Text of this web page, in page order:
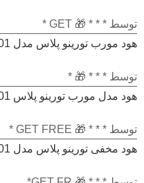
امتیاز
1
از
توسط * * * 🎁 GET *
هود مورب تورینو پلاس مدل TH 901
امتیاز
1
از
توسط * * * 🎁 *
هود مدل مورب تورینو پلاس TH 601
امتیاز
1
از
توسط * * * 🎁 GET FREE *
هود مخفی تورینو پلاس مدل TH 701
امتیاز